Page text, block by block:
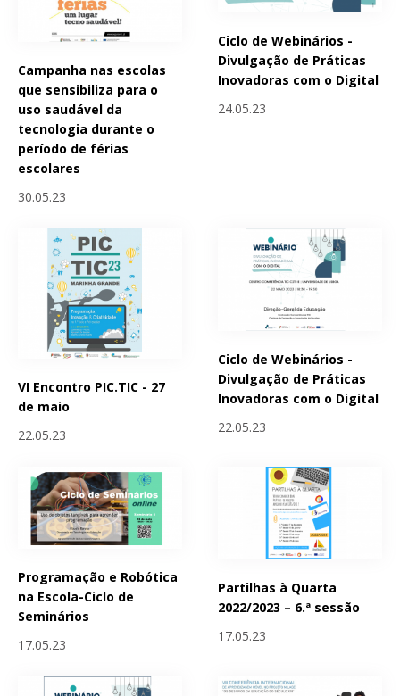
Campanha nas escolas
que sensibiliza para o
uso saudável da
tecnologia durante o
período de férias
escolares
30.05.23
Ciclo de Webinários -
Divulgação de Práticas
Inovadoras com o Digital
24.05.23
VI Encontro PIC.TIC - 27
de maio
22.05.23
Ciclo de Webinários -
Divulgação de Práticas
Inovadoras com o Digital
22.05.23
Programação e Robótica
na Escola-Ciclo de
Seminários
17.05.23
Partilhas à Quarta
2022/2023 – 6.ª sessão
17.05.23